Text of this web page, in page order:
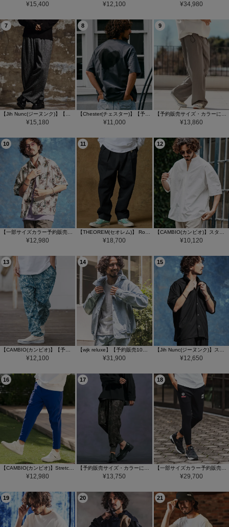
¥15,400 ¥12,100 ¥34,980
7
¥15,180
8
¥11,000
9
¥13,860
10
¥12,980
11
¥18,700
12
¥10,120
13
【CAMBIO(カンビオ)】【予約販売サイズ・カラーにより納期異なる】Lightweight Fabric Classic Paisley Balloon Pants バルーンパンツ(CAM26SS-016)
¥12,100
14
【wjk reluxe】【予約販売10月下旬～11月上旬入荷】 Denim Hoodie デニムパーカー(WR26W-18)
¥31,900
15
【Jih Nunc(ジーヌンク)】ストレッチルーズシルエットハーフスリーブシャツ(JIH-R1176)
¥12,650
16
【CAMBIO(カンビオ)】Stretch Nylon Tapered Easy Pants テーパードイージーパンツ(S61026cmb)
¥12,980
17
【予約販売サイズ・カラーにより納期異なる】【Jih Nunc(ジーヌンク)】フラワー総柄タックリブパンツ(JIH-R1099)
¥13,750
18
【一部サイズカラー予約販売10月上旬～中旬入荷】【felkod(フィルコッド)】muta x ACANTHUS Collaboration Cardboard Knit Pants イージーパンツ(F26S200)
¥29,700
19 20 21